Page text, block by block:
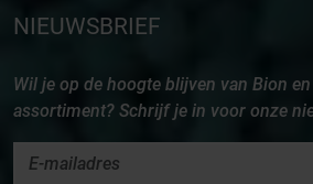
NIEUWSBRIEF
Wil je op de hoogte blijven van Bion
assortiment? Schrijf je in voor onze